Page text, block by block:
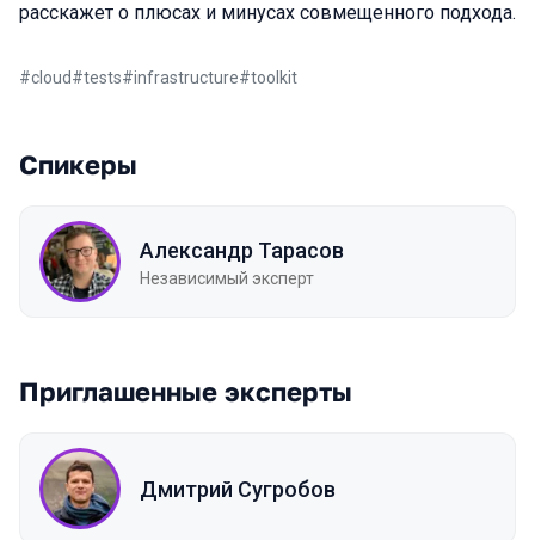
расскажет о плюсах и минусах совмещенного подхода.
#cloud#tests#infrastructure#toolkit
Спикеры
Александр Тарасов
Независимый эксперт
Приглашенные эксперты
Дмитрий Сугробов